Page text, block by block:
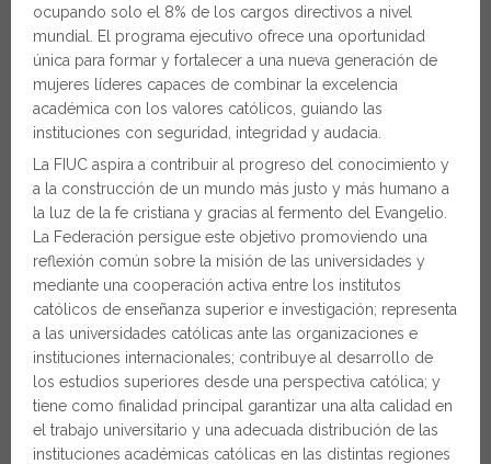
ocupando solo el 8% de los cargos directivos a nivel
mundial. El programa ejecutivo ofrece una oportunidad
única para formar y fortalecer a una nueva generación de
mujeres líderes capaces de combinar la excelencia
académica con los valores católicos, guiando las
instituciones con seguridad, integridad y audacia.
La FIUC aspira a contribuir al progreso del conocimiento y
a la construcción de un mundo más justo y más humano a
la luz de la fe cristiana y gracias al fermento del Evangelio.
La Federación persigue este objetivo promoviendo una
reflexión común sobre la misión de las universidades y
mediante una cooperación activa entre los institutos
católicos de enseñanza superior e investigación; representa
a las universidades católicas ante las organizaciones e
instituciones internacionales; contribuye al desarrollo de
los estudios superiores desde una perspectiva católica; y
tiene como finalidad principal garantizar una alta calidad en
el trabajo universitario y una adecuada distribución de las
instituciones académicas católicas en las distintas regiones